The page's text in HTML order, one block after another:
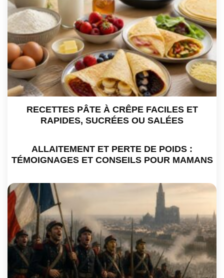
RECETTES PÂTE À CRÊPE FACILES ET
RAPIDES, SUCRÉES OU SALÉES
ALLAITEMENT ET PERTE DE POIDS :
TÉMOIGNAGES ET CONSEILS POUR MAMANS